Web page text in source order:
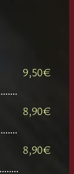
9,50€
8,90€
8,90€